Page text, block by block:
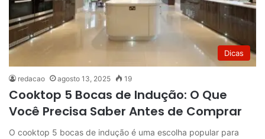
Dicas
redacao agosto 13, 2025 19
Cooktop 5 Bocas de Indução: O Que
Você Precisa Saber Antes de Comprar
O cooktop 5 bocas de indução é uma escolha popular para